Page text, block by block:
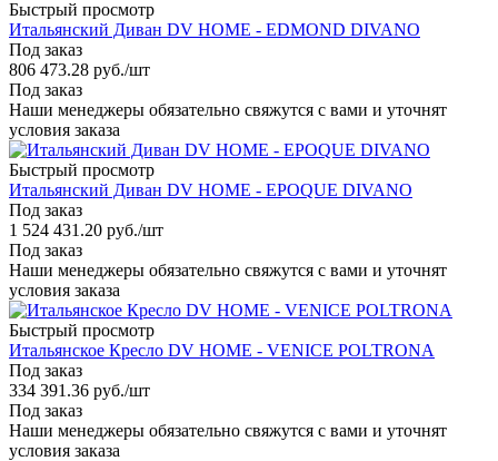
Быстрый просмотр
Итальянский Диван DV HOME - EDMOND DIVANO
Под заказ
806 473.28 руб./шт
Под заказ
Наши менеджеры обязательно свяжутся с вами и уточнят
условия заказа
Быстрый просмотр
Итальянский Диван DV HOME - EPOQUE DIVANO
Под заказ
1 524 431.20 руб./шт
Под заказ
Наши менеджеры обязательно свяжутся с вами и уточнят
условия заказа
Быстрый просмотр
Итальянское Кресло DV HOME - VENICE POLTRONA
Под заказ
334 391.36 руб./шт
Под заказ
Наши менеджеры обязательно свяжутся с вами и уточнят
условия заказа